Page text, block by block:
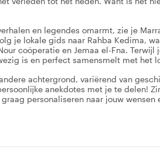
en legendes omarmt, zie je
je lokale gids naar Rahba Kedima,
coöperatie en Jemaa el-Fna. Terwijl
is en perfect samensmelt met het
achtergrond, variërend van
anekdotes met je te delen!
personaliseren naar jouw wensen